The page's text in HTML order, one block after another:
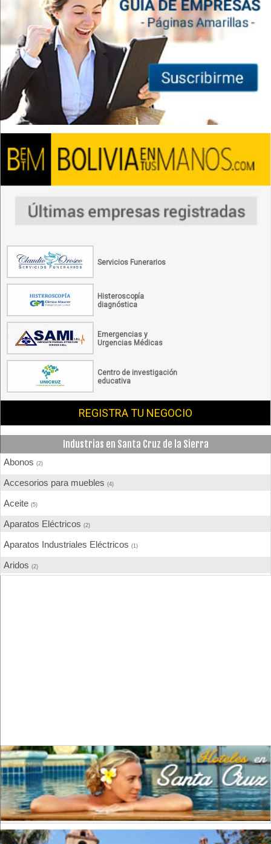
Servicios Funerarios
Histeroscopía
diagnóstica
Emergencias y
Urgencias Médicas
Centro de investigación
educativa
REGISTRA TU NEGOCIO
Industrias en Santa Cruz de la Sierra
Abonos (2)
Accesorios para muebles (4)
Aceite (5)
Aparatos Eléctricos (2)
Aparatos Industriales Eléctricos (1)
Aridos (2)
Cuero(1)
Curtidurías(4)
Editoriales(4)
Elaboración de alimentos(22)
Elaboración de alimentos para animales